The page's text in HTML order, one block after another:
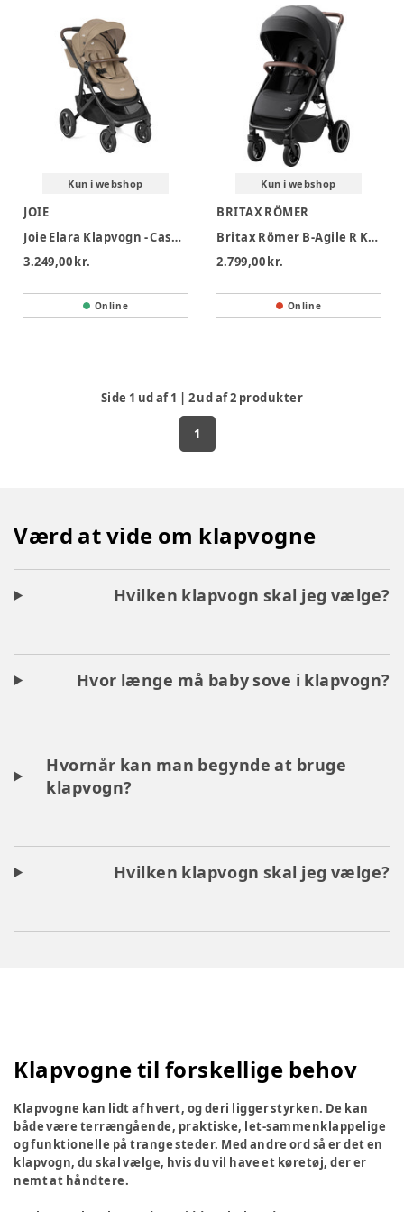
Kun i webshop
JOIE
Joie Elara Klapvogn - Cashew
3.249,00 kr.
Online
Kun i webshop
BRITAX RÖMER
Britax Römer B-Agile R Klapvogn - Carbon Black
2.799,00 kr.
Online
Side 1 ud af1 | 2ud af2 produkter
1
Værd at vide om klapvogne
Hvilken klapvogn skal jeg vælge?
Hvor længe må baby sove i klapvogn?
Hvornår kan man begynde at bruge
klapvogn?
Hvilken klapvogn skal jeg vælge?
Klapvogne til forskellige behov
Klapvogne kan lidt af hvert, og deri ligger styrken. De kan
både være terrængående, praktiske, let-sammenklappelige
og funktionelle på trange steder. Med andre ord så er det en
klapvogn, du skal vælge, hvis du vil have et køretøj, der er
nemt at håndtere.